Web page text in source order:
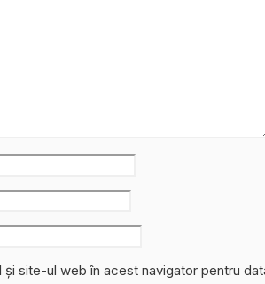
și site-ul web în acest navigator pentru